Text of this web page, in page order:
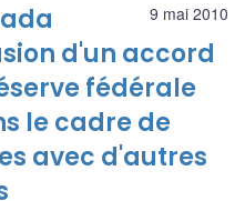
9 mai 2010
d'un accord
fédérale
le cadre de
avec d'autres